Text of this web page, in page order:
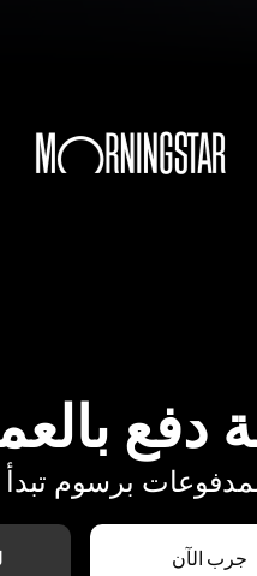
دفع
برسوم تبدأ من
جرب الآن